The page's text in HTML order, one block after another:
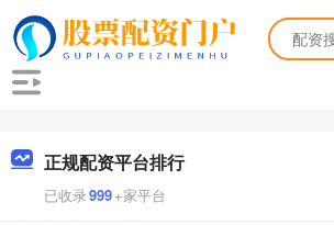
正规配资平台排行
已收录999+家平台